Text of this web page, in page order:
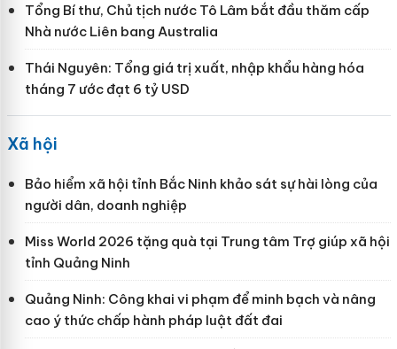
Tổng Bí thư, Chủ tịch nước Tô Lâm bắt đầu thăm cấp
Nhà nước Liên bang Australia
Thái Nguyên: Tổng giá trị xuất, nhập khẩu hàng hóa
tháng 7 ước đạt 6 tỷ USD
Xã hội
Bảo hiểm xã hội tỉnh Bắc Ninh khảo sát sự hài lòng của
người dân, doanh nghiệp
Miss World 2026 tặng quà tại Trung tâm Trợ giúp xã hội
tỉnh Quảng Ninh
Quảng Ninh: Công khai vi phạm để minh bạch và nâng
cao ý thức chấp hành pháp luật đất đai